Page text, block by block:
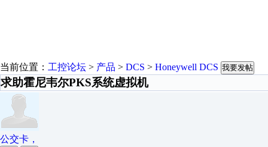
当前位置： 工控论坛 > 产品 > DCS > Honeywell DCS 我要发帖
求助霍尼韦尔PKS系统虚拟机
公交卡，